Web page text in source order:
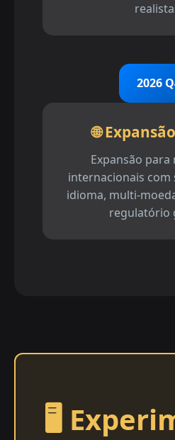
2026
🌐
Expansão para
internacionais
idioma, multi-
regulatório
🖥️